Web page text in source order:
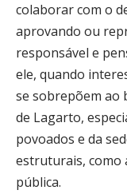
colaborar com o
aprovando ou
responsável e
ele, quando
se sobrepõem ao
de Lagarto,
povoados e da
estruturais, como
pública.